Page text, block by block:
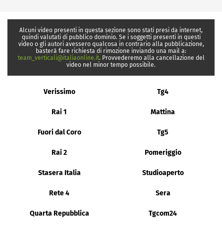
Alcuni video presenti in questa sezione sono stati presi da internet,
quindi valutati di pubblico dominio. Se i soggetti presenti in questi
video o gli autori avessero qualcosa in contrario alla pubblicazione,
basterà fare richiesta di rimozione inviando una mail a:
team_verticali@italiaonline.it. Provvederemo alla cancellazione del
video nel minor tempo possibile.
Verissimo Tg4
Rai 1 Mattina
Fuori dal Coro Tg5
Rai 2 Pomeriggio
Stasera Italia Studioaperto
Rete 4 Sera
Quarta Repubblica Tgcom24